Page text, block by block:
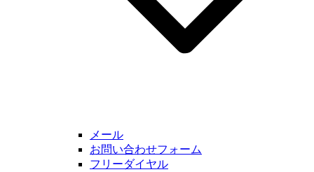
メール
お問い合わせフォーム
フリーダイヤル